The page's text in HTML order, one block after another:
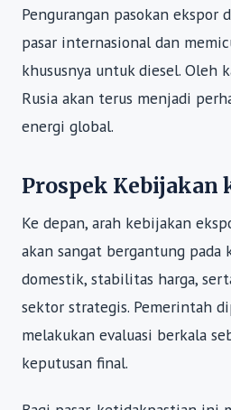
Pengurangan pasokan ekspor
pasar internasional dan
khususnya untuk diesel. Oleh
Rusia akan terus menjadi
energi global.
Prospek Kebijakan
Ke depan, arah kebijakan
akan sangat bergantung pada
domestik, stabilitas harga,
sektor strategis. Pemerintah
melakukan evaluasi berkala
keputusan final.